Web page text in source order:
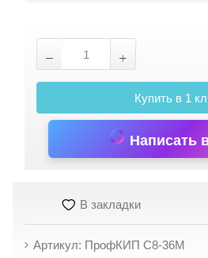
Купить в 1
Написать
В закладки
Артикул: ПрофКИП С8-36М